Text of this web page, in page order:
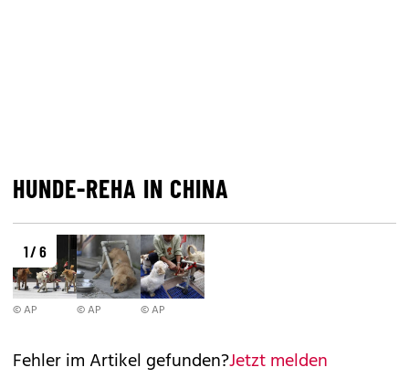
HUNDE-REHA IN CHINA
1 / 6
© AP © AP © AP
Fehler im Artikel gefunden?Jetzt melden